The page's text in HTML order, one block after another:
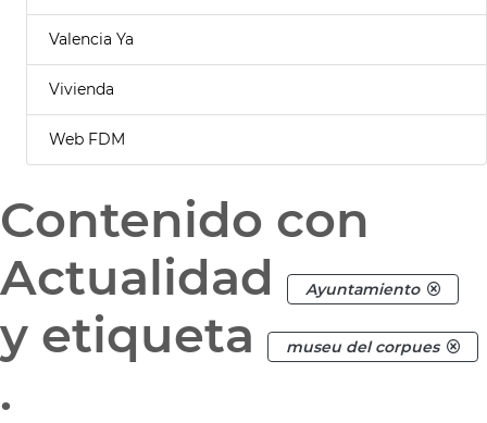
Valencia Ya
Vivienda
Web FDM
Contenido con
Actualidad
Ayuntamiento
y etiqueta museu del corpues
.